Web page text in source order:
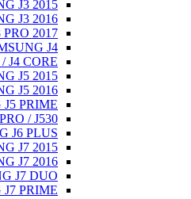
J3 2015
J3 2016
2017
J4
J4 CORE
J5 2015
J5 2016
PRIME
/ J530
J6 PLUS
J7 2015
J7 2016
J7 DUO
PRIME